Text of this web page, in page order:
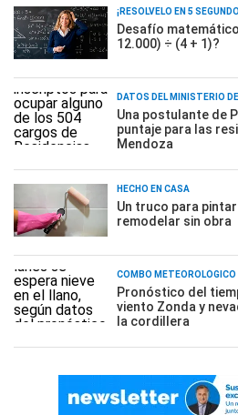
¡RESOLVELO EN 5
Desafío
12.000) ÷ (4 + 1)?
DATOS DEL MINISTERIO
Una postulante de
puntaje para las
Mendoza
HECHO EN CASA
Un truco para
remodelar sin obra
COMBO METEOROLÓGICO
Pronóstico del
viento Zonda y
la cordillera